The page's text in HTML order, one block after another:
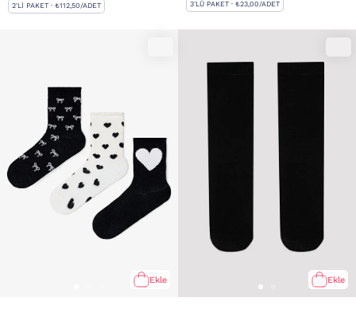
2'LI PAKET · ₺112,50/ADET 3'LÜ PAKET · ₺23,00/ADET
Ekle Ekle